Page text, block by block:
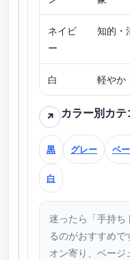
ネイビ
ー
知的・
白 軽やか
↗ カラー別カテ
黒 グレー ベ
白
迷ったら「手持ち
るのがおすすめ
オン寄り、ベー